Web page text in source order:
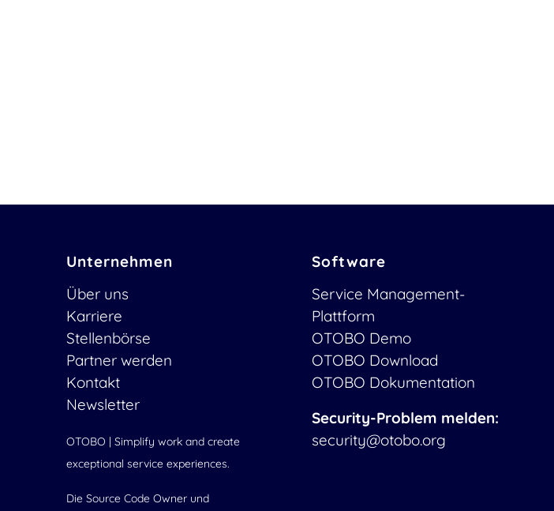
Unternehmen
Über uns
Karriere
Stellenbörse
Partner werden
Kontakt
Newsletter
OTOBO | Simplify work and create
exceptional service experiences.
Die Source Code Owner und
Software
Service Management-
Plattform
OTOBO Demo
OTOBO Download
OTOBO Dokumentation
Security-Problem melden:
security@otobo.org